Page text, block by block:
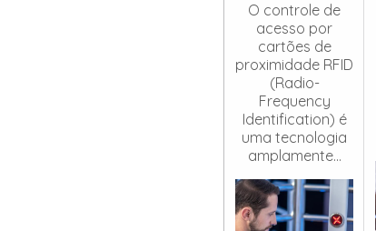
O controle de
acesso por
cartões de
proximidade RFID
(Radio-
Frequency
Identification) é
uma tecnologia
amplamente...